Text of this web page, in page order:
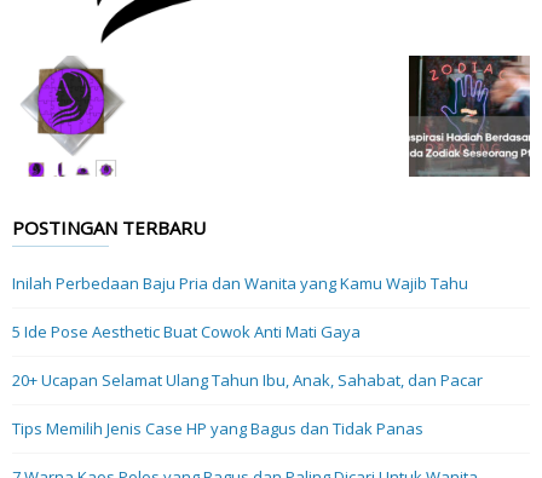
POSTINGAN TERBARU
Inilah Perbedaan Baju Pria dan Wanita yang Kamu Wajib Tahu
5 Ide Pose Aesthetic Buat Cowok Anti Mati Gaya
20+ Ucapan Selamat Ulang Tahun Ibu, Anak, Sahabat, dan Pacar
Tips Memilih Jenis Case HP yang Bagus dan Tidak Panas